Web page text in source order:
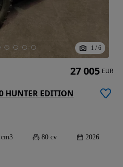
1 / 6
HUNTER EDITION
80 cv 2026
27 005 EUR